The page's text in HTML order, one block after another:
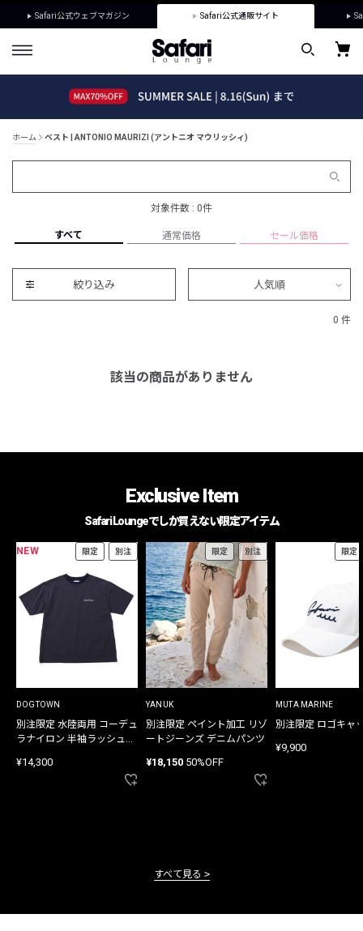
Safari公式ウェブマガジン Safari公式通販サイト
ホーム ベスト | ANTONIO MAURIZI (アントニオ マウリッシィ)
対象件数 : 0件
すべて 通常価格 セール価格
絞り込み 人気順
0 件
該当の商品がありません
Exclusive Item
Safari Loungeでしか買えない限定アイテム
NEW 限定 別注
DOGTOWN
別注限定 水陸両用 コーデュ
ラナイロン 半袖ラッシュガ
¥14,300
限定 別注
YANUK
別注限定 ペイント加工 リゾ
ートジーンズ デニムパンツ
¥18,150 50%OFF
限定
MUTA MARINE
別注限定 ロゴキャ
¥9,900
すべて見る